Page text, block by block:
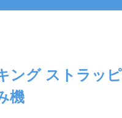
ング ストラッ
機